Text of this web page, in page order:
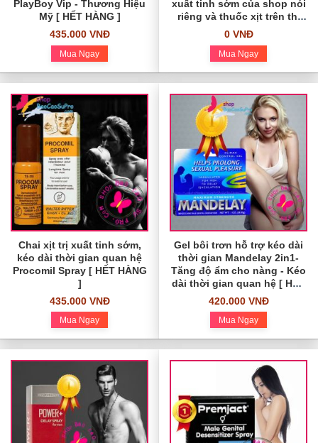
PlayBoy Vip - Thương Hiệu
Mỹ [ HẾT HÀNG ]
435.000 VNĐ
Mua Ngay
xuất tinh sớm của shop nói
riêng và thuốc xịt trên thị
trường nói chung.
0 VNĐ
Mua Ngay
Chai xịt trị xuất tinh sớm,
kéo dài thời gian quan hệ
Procomil Spray [ HẾT HÀNG
]
435.000 VNĐ
Mua Ngay
Gel bôi trơn hỗ trợ kéo dài
thời gian Mandelay 2in1-
Tăng độ ẩm cho nàng - Kéo
dài thời gian quan hệ [ HẾT
HÀNG ]
420.000 VNĐ
Mua Ngay